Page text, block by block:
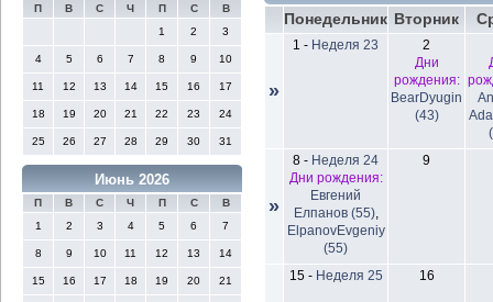
П В С Ч П С
В
1
2 3
4 5 6 7 8 9 10
11 12 13 14 15 16 17
18 19 20 21 22 23 24
25 26 27 28 29 30 31
Июнь 2026
П В С Ч П С
В
1
2 3 4 5 6 7
8 9 10 11 12 13 14
15 16 17 18 19 20 21
Понедельник Вторник
»
1 - Неделя 23
2
Дни
рождения:
BearDyugin
(43)
»
8 - Неделя 24
Дни рождения:
Евгений
Елпанов (55),
ElpanovEvgeniy
(55)
9
15- Неделя 25 16